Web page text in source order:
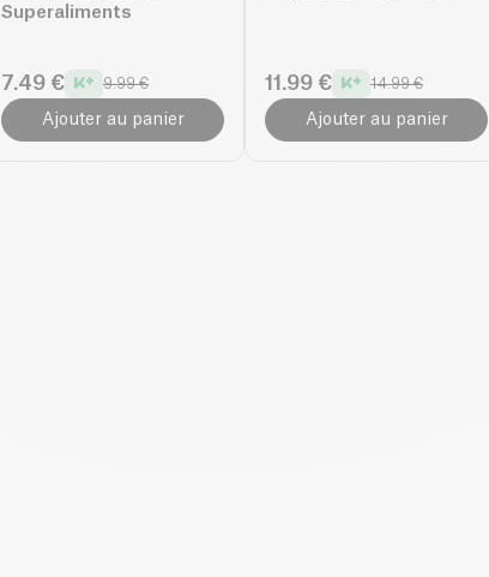
Superaliments
7.49 € 9.99 €
Ajouter au panier
11.99 € 14.99 €
Ajouter au panier